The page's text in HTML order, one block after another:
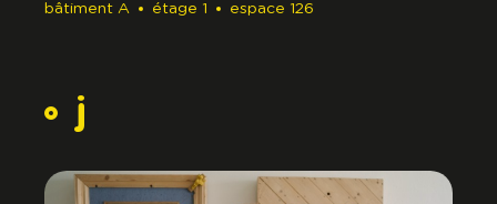
bâtiment A étage 1 espace 126
j